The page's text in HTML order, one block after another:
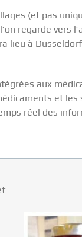
(et pas
regarde vers
lieu à
aux
et
réel des